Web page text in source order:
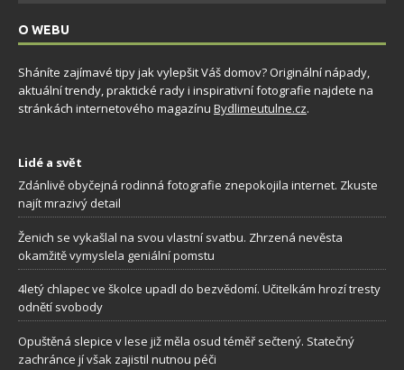
O WEBU
Sháníte zajímavé tipy jak vylepšit Váš domov? Originální nápady,
aktuální trendy, praktické rady i inspirativní fotografie najdete na
stránkách internetového magazínu Bydlimeutulne.cz.
Lidé a svět
Zdánlivě obyčejná rodinná fotografie znepokojila internet. Zkuste
najít mrazivý detail
Ženich se vykašlal na svou vlastní svatbu. Zhrzená nevěsta
okamžitě vymyslela geniální pomstu
4letý chlapec ve školce upadl do bezvědomí. Učitelkám hrozí tresty
odnětí svobody
Opuštěná slepice v lese již měla osud téměř sečtený. Statečný
zachránce jí však zajistil nutnou péči